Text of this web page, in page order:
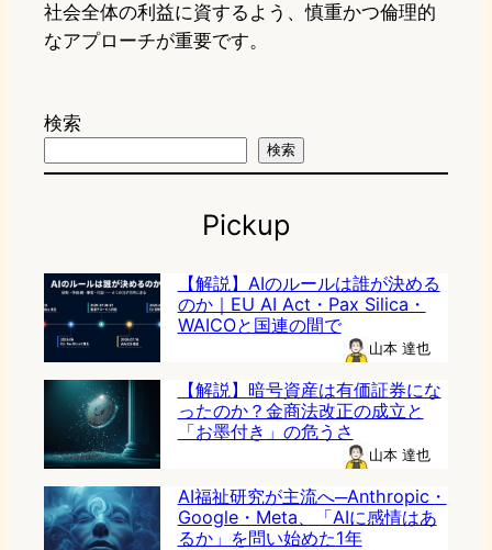
社会全体の利益に資するよう、慎重かつ倫理的
なアプローチが重要です。
検索
検索
Pickup
【解説】AIのルールは誰が決める
のか｜EU AI Act・Pax Silica・
WAICOと国連の間で
山本 達也
【解説】暗号資産は有価証券にな
ったのか？金商法改正の成立と
「お墨付き」の危うさ
山本 達也
AI福祉研究が主流へ─Anthropic・
Google・Meta、「AIに感情はあ
るか」を問い始めた1年